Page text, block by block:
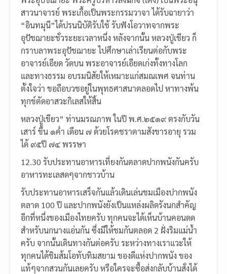
สาวนาจารย์ พระเกื้อเป็นพระกรรมวาจา ได้รับฉายาว่า
“อินทมุนี”ได้ปรนนิบัติรับใช้ รับฟังโอวาทจากพระ
อุปัชฌายะชั่วระยะเวลาหนึ่ง หลังจากนั้น หลวงปู่เขียว ก็
กราบลาพระอุปัชฌายะ ไปศึกษาเล่าเรียนต่อกับพระ
อาจารย์เอียด วัดบน พระอาจารย์เอียดเก่งทั้งทางโลก
และทางธรรม อบรมนิสัยให้เหมาะแก่สมณเพศ จนท่าน
ตั้งใจว่า ขอถือบวชอยู่ในพุทธศาสนาตลอดไป หาทางพ้น
ทุกข์ตัดอาสวะกิเลสให้สิ้น
หลวงปู่เขียว” ท่านมรณภาพ ในปี พ.ศ.๒๕๑๙ ตรงกับวัน
เสาร์ ขึ้น ๑ค่ำ เดือน ๗ ด้วยโรคชราตามสังขารอายุ รวม
ได้ ๙๕ปี ๗๔ พรรษา
12.30 รับประทานอาหารเที่ยงกันตลาดปากพนังกันครับ
อาหารทะเลสดๆจากชาวบ้าน
รับประทานอาหารเสร็จกันแล้วเดินเล่นชมเมืองปากพนัง
ตลาด 100 ปี และปากพนังยังเป็นแหล่งผลิดรังนกสำคัญ
อีกที่หนึ่งของเมืองไทยครับ ทุกคนจะได้เห็นบ้านคอนดด
สำหรับนกนางแอ่นกัน ซึ่งมีให้ชมกันตลอด 2 ฝั่งริมแม่น้ำ
ครับ จากนั้นเดินทางกันต่อครับ ระหว่างทางเราแวะให้
ทุกคนได้ชิมส้มโอทับทิมสยาม ของดีแห่งปากพนัง ของ
แท้ๆจากสวนกันเลยครับ หรือใครจะซื้อส่งกลับบ้านสั่งได้